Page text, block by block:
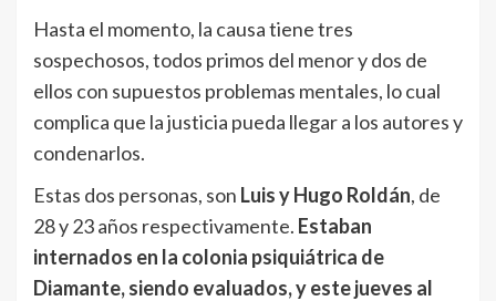
Hasta el momento, la causa tiene tres
sospechosos, todos primos del menor y dos de
ellos con supuestos problemas mentales, lo cual
complica que la justicia pueda llegar a los autores y
condenarlos.
Estas dos personas, son Luis y Hugo Roldán, de
28 y 23 años respectivamente. Estaban
internados en la colonia psiquiátrica de
Diamante, siendo evaluados, y este jueves al